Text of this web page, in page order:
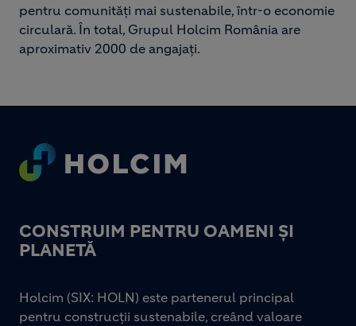
pentru comunități mai sustenabile, într-o economie
circulară. În total, Grupul Holcim România are
aproximativ 2000 de angajați.
Footer
CONSTRUIM PENTRU OAMENI ȘI
PLANETĂ
Holcim (SIX: HOLN) este partenerul principal
pentru construcții sustenabile, creând valoare